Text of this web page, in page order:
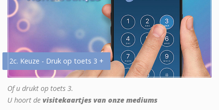
2c. Keuze - Druk op toets 3 +
Of u drukt op toets 3.
U hoort de visitekaartjes van onze mediums